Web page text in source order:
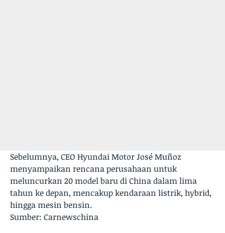
Sebelumnya, CEO Hyundai Motor José Muñoz
menyampaikan rencana perusahaan untuk
meluncurkan 20 model baru di China dalam lima
tahun ke depan, mencakup kendaraan listrik, hybrid,
hingga mesin bensin.
Sumber: Carnewschina